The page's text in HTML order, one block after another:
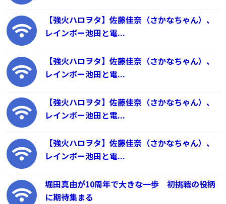
【強火ハロヲタ】佐藤佳奈（さかなちゃん）、
レインボー池田と電...
【強火ハロヲタ】佐藤佳奈（さかなちゃん）、
レインボー池田と電...
【強火ハロヲタ】佐藤佳奈（さかなちゃん）、
レインボー池田と電...
【強火ハロヲタ】佐藤佳奈（さかなちゃん）、
レインボー池田と電...
堀田真由が10周年で大きな一歩 初挑戦の役柄
に期待集まる